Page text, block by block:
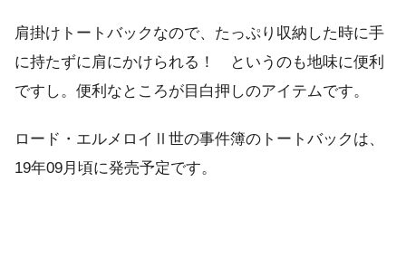
肩掛けトートバックなので、たっぷり収納した時に手
に持たずに肩にかけられる！ というのも地味に便利
ですし。便利なところが目白押しのアイテムです。
ロード・エルメロイⅡ世の事件簿のトートバックは、
19年09月頃に発売予定です。